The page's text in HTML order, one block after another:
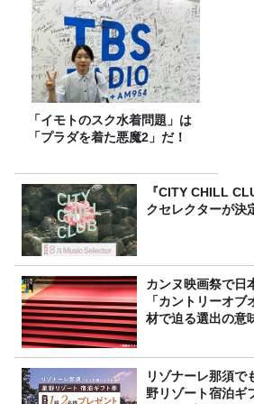
「イモトのスク水着問題」は
「プラダを着た悪魔2」だ！
『CITY CHILL
クセレクターが決
カンヌ映画祭で日
「カントリーオ
材で迫る選出の意
リゾナーレ那須で
野リゾート宿泊ギ